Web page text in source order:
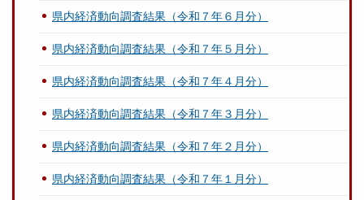
県内経済動向調査結果（令和７年６月分）
県内経済動向調査結果（令和７年５月分）
県内経済動向調査結果（令和７年４月分）
県内経済動向調査結果（令和７年３月分）
県内経済動向調査結果（令和７年２月分）
県内経済動向調査結果（令和７年１月分）